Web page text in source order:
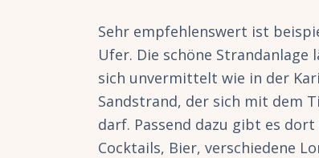
Sehr empfehlenswert ist
Ufer. Die schöne
sich unvermittelt wie in der
Sandstrand, der sich mit dem
darf. Passend dazu gibt es
Cocktails, Bier, verschiedene